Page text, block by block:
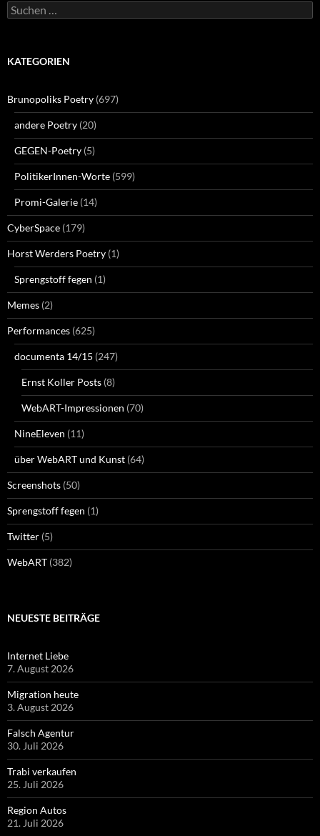
Suchen
nach:
KATEGORIEN
Brunopoliks Poetry (697)
andere Poetry (20)
GEGEN-Poetry (5)
PolitikerInnen-Worte (599)
Promi-Galerie (14)
CyberSpace (179)
Horst Werders Poetry (1)
Sprengstoff fegen (1)
Memes (2)
Performances (625)
documenta 14/15 (247)
Ernst Koller Posts (8)
WebART-Impressionen (70)
NineEleven (11)
über WebART und Kunst (64)
Screenshots (50)
Sprengstoff fegen (1)
Twitter (5)
WebART (382)
NEUESTE BEITRÄGE
Internet Liebe
7. August 2026
Migration heute
3. August 2026
Falsch Agentur
30. Juli 2026
Trabi verkaufen
25. Juli 2026
Region Autos
21. Juli 2026